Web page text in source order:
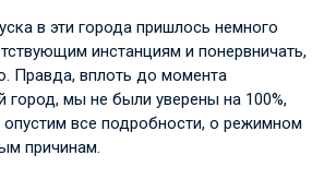
в эти города пришлось немного
инстанциям и понервничать,
Правда, вплоть до момента
город, мы не были уверены на 100%,
опустим все подробности, о режимном
причинам.